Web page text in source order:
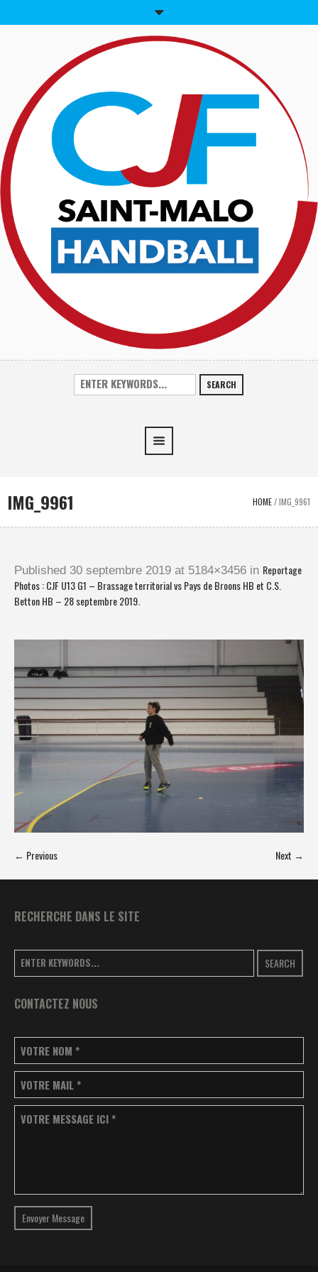
SEARCH
IMG_9961 HOME/IMG_9961
Published 30 septembre 2019 at 5184×3456 in Reportage
Photos : CJF U13 G1 – Brassage territorial vs Pays de Broons HB et C.S.
Betton HB – 28 septembre 2019.
← Previous Next →
RECHERCHE DANS LE SITE
SEARCH
CONTACTEZ NOUS
VOTRE NOM *
VOTRE MAIL *
VOTRE MESSAGE ICI *
Envoyer Message